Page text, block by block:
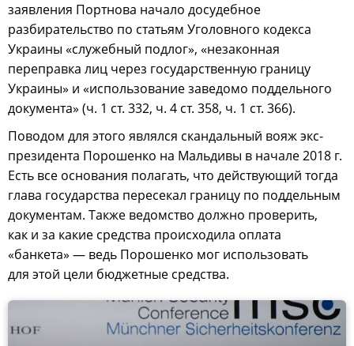
заявления Портнова начало досудебное
разбирательство по статьям Уголовного кодекса
Украины «служебный подлог», «незаконная
переправка лиц через государственную границу
Украины» и «использование заведомо поддельного
документа» (ч. 1 ст. 332, ч. 4 ст. 358, ч. 1 ст. 366).
Поводом для этого являлся скандальный вояж экс-
президента Порошенко на Мальдивы в начале 2018 г.
Есть все основания полагать, что действующий тогда
глава государства пересекал границу по поддельным
документам. Также ведомство должно проверить,
как и за какие средства происходила оплата
«банкета» — ведь Порошенко мог использовать
для этой цели бюджетные средства.